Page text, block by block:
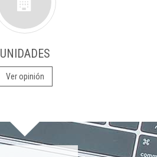
UNIDADES
Ver opinión